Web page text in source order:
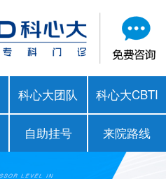
科心大团队 科心大CBTI
自助挂号 来院路线